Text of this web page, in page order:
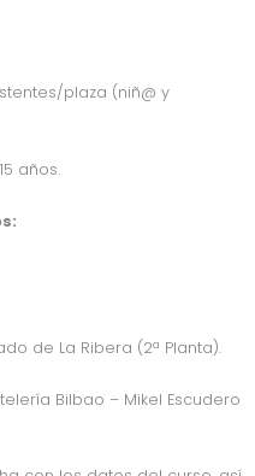
plaza (niñ@ y
años.
de La Ribera (2ª Planta).
Bilbao – Mikel Escudero